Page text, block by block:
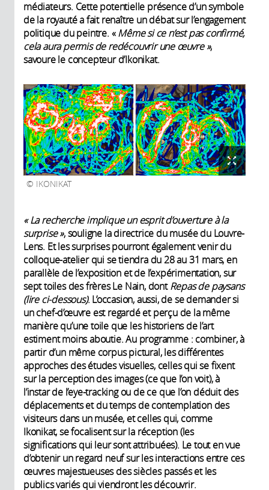
médiateurs. Cette potentielle présence d’un symbole
de la royauté a fait renaître un débat sur l’engagement
politique du peintre. «Même si ce n’est pas confirmé,
cela aura permis de redécouvrir une œuvre »,
savoure le concepteur d’Ikonikat.
IKONIKAT
« La recherche implique un esprit d’ouverture à la
surprise », souligne la directrice du musée du Louvre-
Lens. Et les surprises pourront également venir du
colloque-atelier qui se tiendra du 28 au 31 mars, en
parallèle de l’exposition et de l’expérimentation, sur
sept toiles des frères Le Nain, dontRepas de paysans
(lire ci-dessous). L’occasion, aussi, de se demander si
un chef-d’œuvre est regardé et perçu de la même
manière qu’une toile que les historiens de l’art
estiment moins aboutie. Au programme : combiner, à
partir d’un même corpus pictural, les différentes
approches des études visuelles, celles qui se fixent
sur la perception des images (ce que l’on voit), à
l’instar de l’eye-tracking ou de ce que l’on déduit des
déplacements et du temps de contemplation des
visiteurs dans un musée, et celles qui, comme
Ikonikat, se focalisent sur la réception (les
significations qui leur sont attribuées). Le tout en vue
d’obtenir un regard neuf sur les interactions entre ces
œuvres majestueuses des siècles passés et les
publics variés qui viendront les découvrir.